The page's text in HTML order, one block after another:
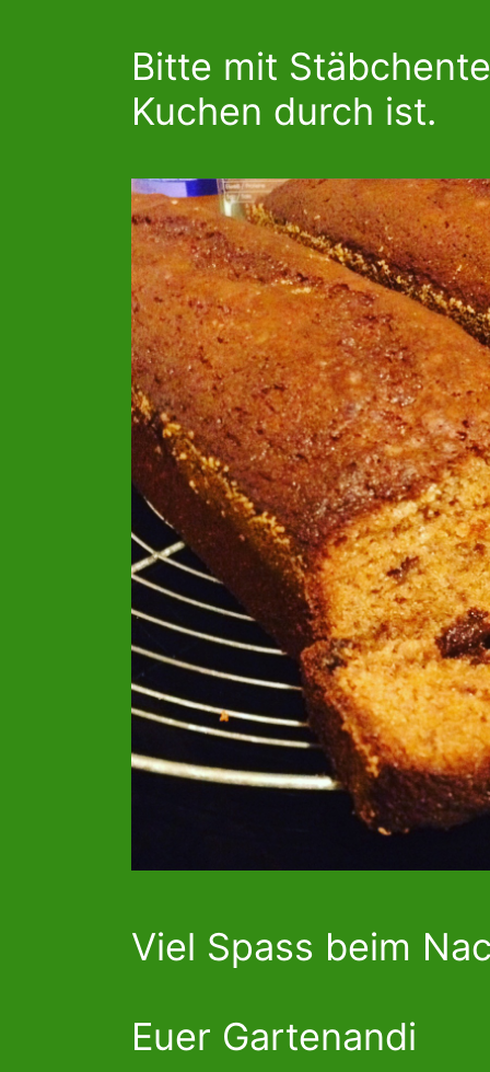
Bitte mit
Kuchen durch ist.
Viel Spass beim
Euer Gartenandi